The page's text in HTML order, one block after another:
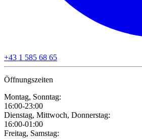
+43 1 585 68 65
Öffnungszeiten
Montag, Sonntag:
16:00-23:00
Dienstag, Mittwoch, Donnerstag:
16:00-01:00
Freitag, Samstag: